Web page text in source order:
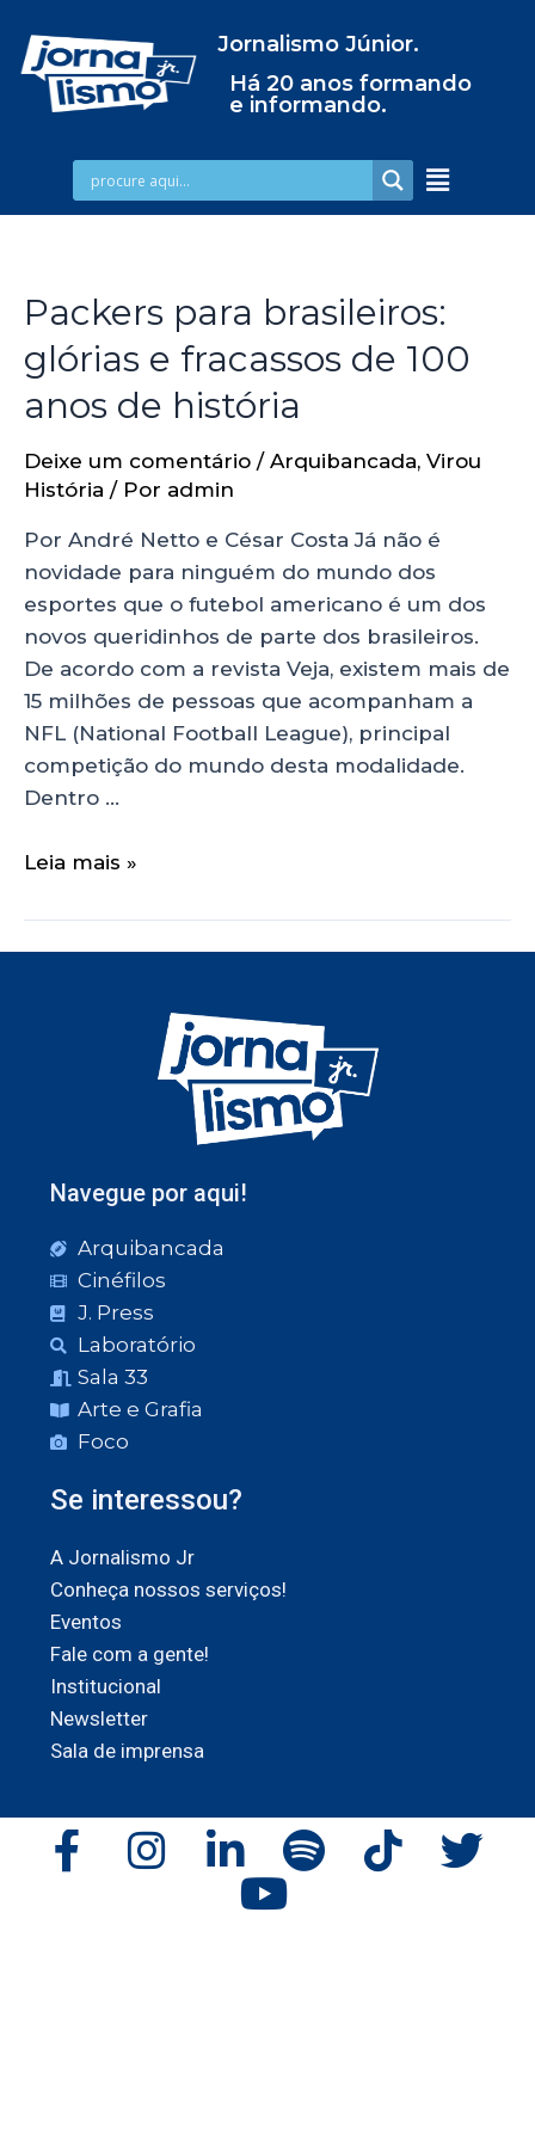
Jornalismo Júnior.
Há 20 anos formando
e informando.
Packers para brasileiros:
glórias e fracassos de 100
anos de história
Deixe um comentário / Arquibancada, Virou
História / Por admin
Por André Netto e César Costa Já não é
novidade para ninguém do mundo dos
esportes que o futebol americano é um dos
novos queridinhos de parte dos brasileiros.
De acordo com a revista Veja, existem mais de
15 milhões de pessoas que acompanham a
NFL (National Football League), principal
competição do mundo desta modalidade.
Dentro …
Leia mais »
Navegue por aqui!
Arquibancada
Cinéfilos
J. Press
Laboratório
Sala 33
Arte e Grafia
Foco
Se interessou?
A Jornalismo Jr
Conheça nossos serviços!
Eventos
Fale com a gente!
Institucional
Newsletter
Sala de imprensa